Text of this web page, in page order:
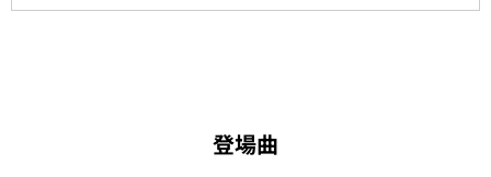
登場曲